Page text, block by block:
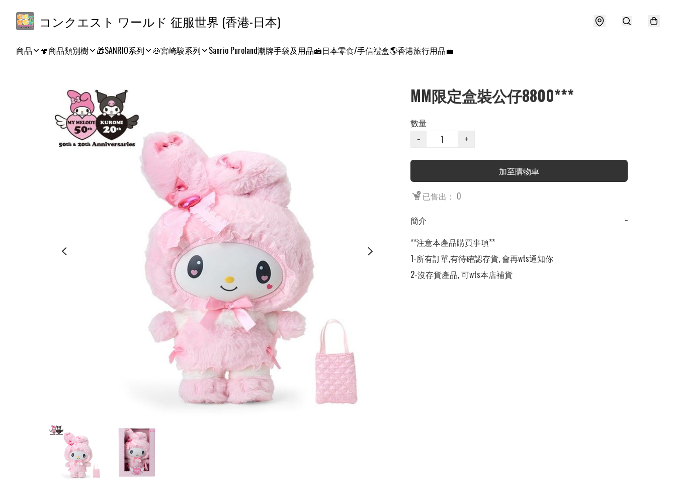
コンクエスト ワールド 征服世界 (香港-日本)
商品 🍄商品類別樹 🎁SANRIO系列 🐽宮崎駿系列 Sanrio Puroland潮牌手袋及用品🍰日本零食/手信禮盒🌎香港旅行用品💼
MM限定盒裝公仔8800***
數量
−
+
加至購物車
已售出： 0
簡介
−
**注意本產品購買事項**
1-所有訂單,有待確認存貨, 會再wts通知你
2-沒存貨產品, 可wts本店補貨